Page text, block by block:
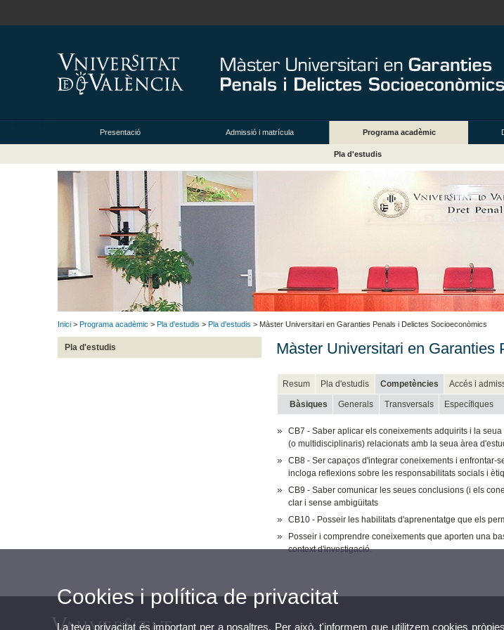
Presentació Admissió i matrícula Programa acadèmic
Pla d'estudis
Inici > Programa acadèmic > Pla d'estudis > Pla d'estudis > Màster Universitari en Garanties Penals i Delictes Socioeconòmics
Pla d'estudis Màster Universitari en
Resum Pla d'estudis Competències Accés i
Bàsiques Generals Transversals Específiques
CB7 - Saber aplicar els coneixements adquirits i la
(o multidisciplinaris) relacionats amb la seua àrea
CB8 - Ser capaços d'integrar coneixements i enfrontar-
incloga reflexions sobre les responsabilitats socials i
CB9 - Saber comunicar les seues conclusions (i els
clar i sense ambigüitats
CB10 - Posseir les habilitats d'aprenentatge que els
Posseir i comprendre coneixements que aporten una
context d'investigació.
Cookies i política de privacitat
La teva privacitat és important per a nosaltres. Per això, t'informem que utilitzem cookies